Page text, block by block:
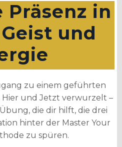
Präsenz in
und
zu einem geführten
Hier und Jetzt verwurzelt –
die dir hilft, die drei
hinter der Master Your
zu spüren.